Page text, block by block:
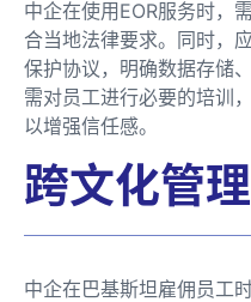
中企在使用EOR服务时，
合当地法律要求。同时，
保护协议，明确数据存储
需对员工进行必要的培训
以增强信任感。
跨文化管
中企在巴基斯坦雇佣员工